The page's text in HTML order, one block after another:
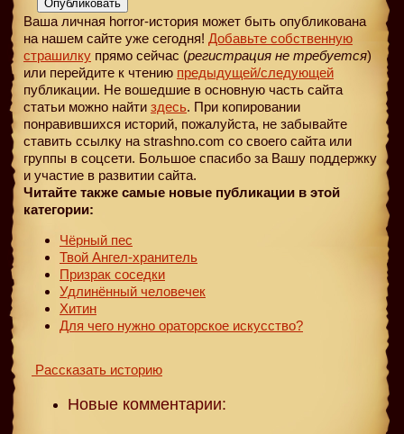
Опубликовать
Ваша личная horror-история может быть опубликована
на нашем сайте уже сегодня! Добавьте собственную
страшилку прямо сейчас (регистрация не требуется)
или перейдите к чтению предыдущей/следующей
публикации. Не вошедшие в основную часть сайта
статьи можно найти здесь. При копировании
понравившихся историй, пожалуйста, не забывайте
ставить ссылку на strashno.com со своего сайта или
группы в соцсети. Большое спасибо за Вашу поддержку
и участие в развитии сайта.
Читайте также самые новые публикации в этой
категории:
Чёрный пес
Твой Ангел-хранитель
Призрак соседки
Удлинённый человечек
Хитин
Для чего нужно ораторское искусство?
Рассказать историю
Новые комментарии: